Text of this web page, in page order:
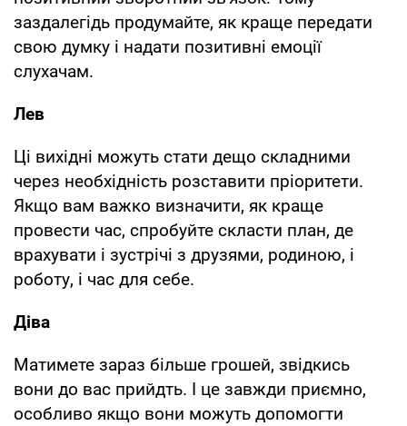
заздалегідь продумайте, як краще передати
свою думку і надати позитивні емоції
слухачам.
Лев
Ці вихідні можуть стати дещо складними
через необхідність розставити пріоритети.
Якщо вам важко визначити, як краще
провести час, спробуйте скласти план, де
врахувати і зустрічі з друзями, родиною, і
роботу, і час для себе.
Діва
Матимете зараз більше грошей, звідкись
вони до вас прийдть. І це завжди приємно,
особливо якщо вони можуть допомогти